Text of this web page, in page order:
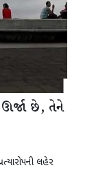
છે, તેને
લહેર